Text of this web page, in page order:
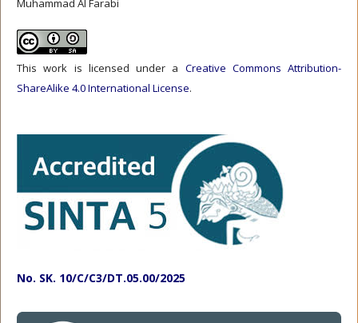
Muhammad Al Farabi
This work is licensed under a Creative Commons Attribution-
ShareAlike 4.0 International License.
No. SK. 10/C/C3/DT.05.00/2025